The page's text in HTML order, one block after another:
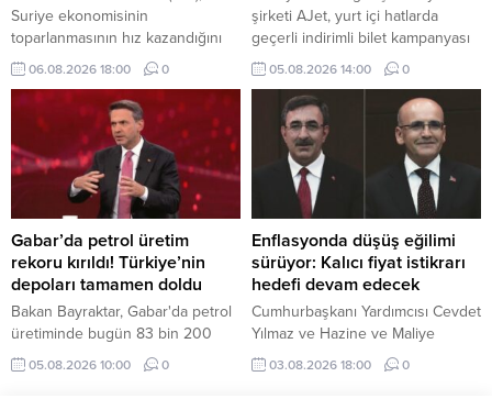
Suriye ekonomisinin
toparlanmasının hız kazandığını
belirterek, bölgede devam eden
çatışmalara rağmen ekonominin
bu yıl çift haneli büyümesinin
beklendiğini bildirdi.
06.08.2026 18:00 0
şirketi AJet, yurt içi hatlarda
geçerli indirimli bilet kampanyası
başlattı.
05.08.2026 14:00 0
Gabar’da petrol üretim
rekoru kırıldı! Türkiye’nin
depoları tamamen doldu
Bakan Bayraktar, Gabar'da petrol
üretiminde bugün 83 bin 200
varile ulaşılarak rekor kırıldığını
duyurdu. Depo kapasitesinin
05.08.2026 10:00 0
Enflasyonda düşüş eğilimi
sürüyor: Kalıcı fiyat istikrarı
hedefi devam edecek
Cumhurbaşkanı Yardımcısı Cevdet
Yılmaz ve Hazine ve Maliye
Bakanı Mehmet Şimşek, temmuz
ayı enflasyon verilerini
03.08.2026 18:00 0